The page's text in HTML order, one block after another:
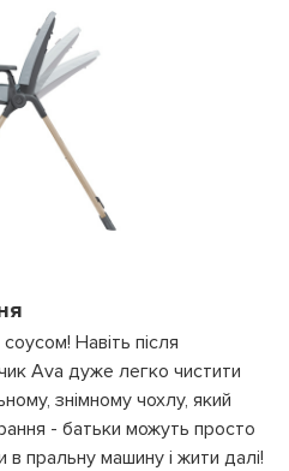
Навіть після
Ava дуже легко чистити
знімному чохлу, який
- батьки можуть просто
пральну машину і жити далі!